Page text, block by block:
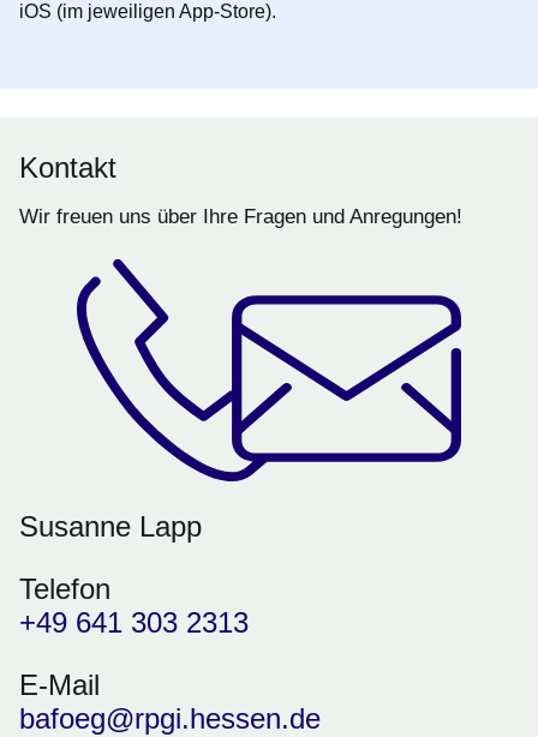
iOS (im jeweiligen App-Store).
Kontakt
Wir freuen uns über Ihre Fragen und Anregungen!
Susanne Lapp
Telefon
+49 641 303 2313
E-Mail
bafoeg@rpgi.hessen.de